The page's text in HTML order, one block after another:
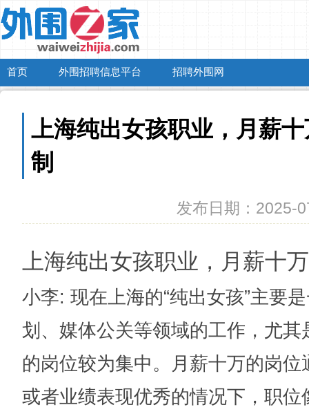
首页 外围招聘信息平台 招聘外围网
上海纯出女孩职业，月薪
制
发布日期：2025-
上海纯出女孩职业，月薪十
小李: 现在上海的“纯出女孩”主要
划、媒体公关等领域的工作，尤
的岗位较为集中。月薪十万的岗
或者业绩表现优秀的情况下，职